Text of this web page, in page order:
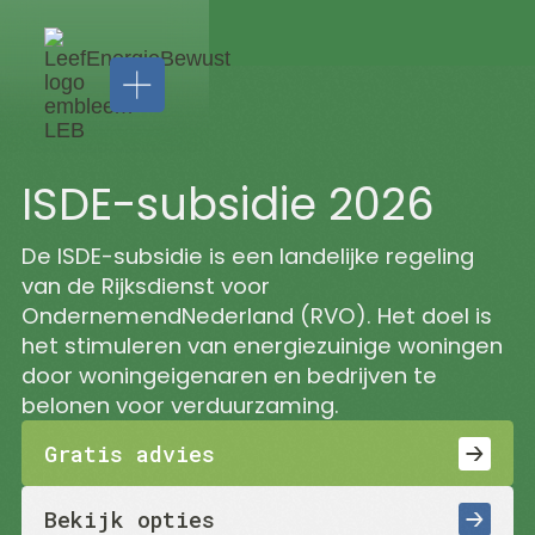
Installatie
Zonnepanelen
Thuisbatterijen
Airco's
Laadpalen
Isolatie
Spouwmuurisolatie
LEB
Service
Zakelijk
ISDE-subsidie 2026
De ISDE-subsidie is een landelijke regeling
van de Rijksdienst voor
OndernemendNederland (RVO). Het doel is
het stimuleren van energiezuinige woningen
door woningeigenaren en bedrijven te
belonen voor verduurzaming.
Gratis advies
Bekijk opties